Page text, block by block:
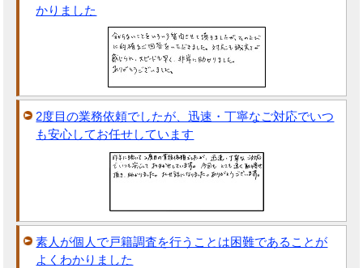
かりました
2度目の業務依頼でしたが、迅速・丁寧なご対応でいつ
も安心してお任せしています
素人が個人で戸籍調査を行うことは困難であることが
よくわかりました